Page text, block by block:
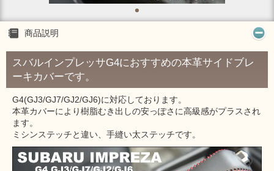
商品説明
スバルインプレッサG4におすすめの本革サイドブレ
ーキカバーです。
G4(GJ3/GJ7/GJ2/GJ6)に対応しております。
本革カバーにより樹脂むき出しの安っぽさに高級感がプラスされ
ます。
ミシンステッチと違い、手縫い太ステッチです。